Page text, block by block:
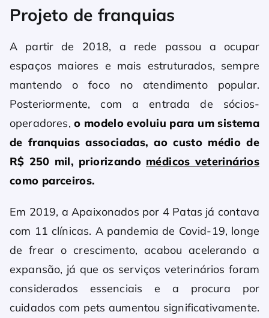
Projeto de franquias
A partir de 2018, a rede passou a ocupar
espaços maiores e mais estruturados, sempre
mantendo o foco no atendimento popular.
Posteriormente, com a entrada de sócios-
operadores, o modelo evoluiu para um sistema
de franquias associadas, ao custo médio de
R$ 250 mil, priorizando médicos veterinários
como parceiros.
Em 2019, a Apaixonados por 4 Patas já contava
com 11 clínicas. A pandemia de Covid-19, longe
de frear o crescimento, acabou acelerando a
expansão, já que os serviços veterinários foram
considerados essenciais e a procura por
cuidados com pets aumentou significativamente.